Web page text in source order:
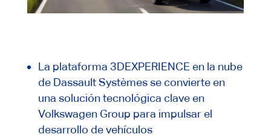
La plataforma 3DEXPERIENCE en la nube
de Dassault Systèmes se convierte en
una solución tecnológica clave en
Volkswagen Group para impulsar el
desarrollo de vehículos